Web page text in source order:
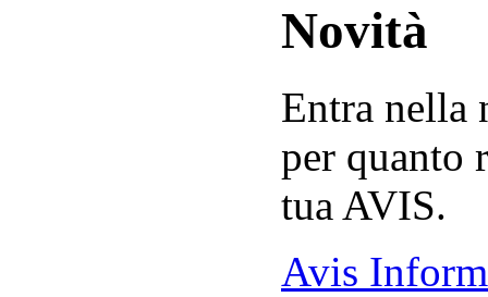
Novità
Entra nella
per quanto
tua AVIS.
Avis